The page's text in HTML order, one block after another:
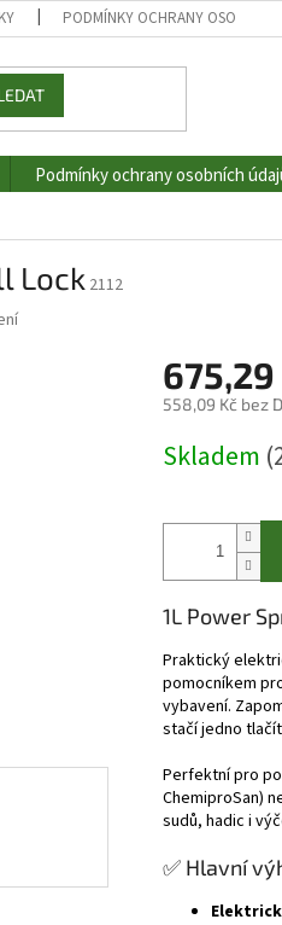
PODMÍNKY OCHRANY OSOBNÍCH
Podmínky ochrany osobních
Lock 2112
675,29
558,09 Kč bez
cena:
Skladem
1L Power
Praktický
pomocníkem
vybavení.
stačí jedno
Perfektní pro
ChemiproSan)
sudů, hadic i
✅ Hlavní